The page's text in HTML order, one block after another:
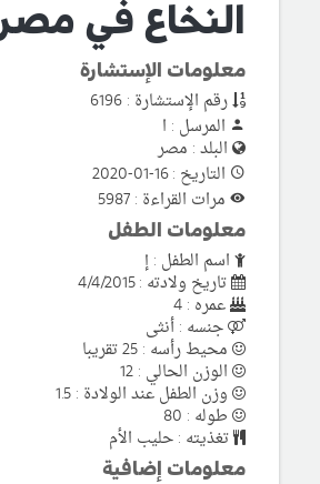
النخاع في مصر
معلومات الإستشارة
رقم الإستشارة : 6196
المرسل : ا
البلد : مصر
التاريخ : 16-01-2020
مرات القراءة : 5987
معلومات الطفل
اسم الطفل : إ
تاريخ ولادته : 4/4/2015
عمره : 4
جنسه : أنثى
محيط رأسه : 25 تقريبا
الوزن الحالي : 12
وزن الطفل عند الولادة : 1.5
طوله : 80
تغذيته : حليب الأم
معلومات إضافية